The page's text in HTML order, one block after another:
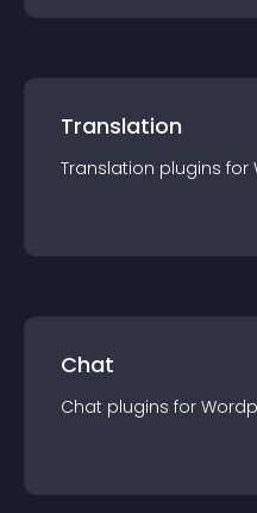
Translation
Translation plugins for
Chat
Chat plugins for